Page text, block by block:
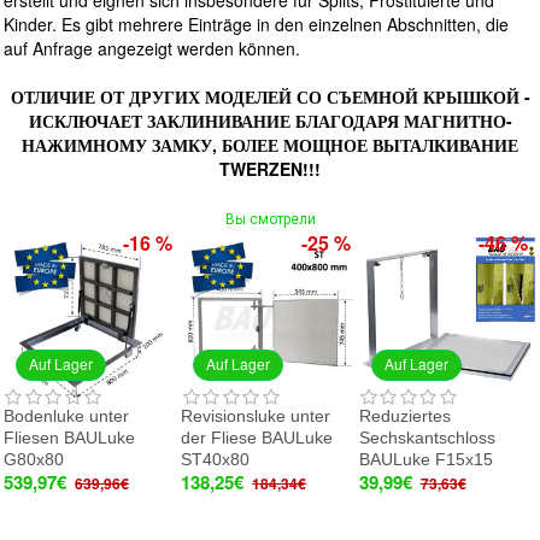
Kinder. Es gibt mehrere Einträge in den einzelnen Abschnitten, die
auf Anfrage angezeigt werden können.
ОТЛИЧИЕ ОТ ДРУГИХ МОДЕЛЕЙ СО СЪЕМНОЙ КРЫШКОЙ -
ИСКЛЮЧАЕТ ЗАКЛИНИВАНИЕ БЛАГОДАРЯ МАГНИТНО-
НАЖИМНОМУ ЗАМКУ, БОЛЕЕ МОЩНОЕ ВЫТАЛКИВАНИЕ
TWERZEN!!!
Вы смотрели
Auf Lager
-16 %
Bodenluke unter
Fliesen BAULuke
G80x80
539,97€ 639,96€
Auf Lager
-25 %
Revisionsluke unter
der Fliese BAULuke
ST40x80
138,25€ 184,34€
Auf Lager
-46 %
Reduziertes
Sechskantschloss
BAULuke F15x15
39,99€ 73,63€